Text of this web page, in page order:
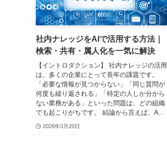
社内ナレッジをAIで活用する方法｜
検索・共有・属人化を一気に解決
【イントロダクション】 社内ナレッジの活用
は、多くの企業にとって長年の課題です。
「必要な情報が見つからない」「同じ質問が
何度も繰り返される」「特定の人しか分から
ない業務がある」といった問題は、どの組織
でも起こりがちです。 結論から言えば、A...
2026年3月20日